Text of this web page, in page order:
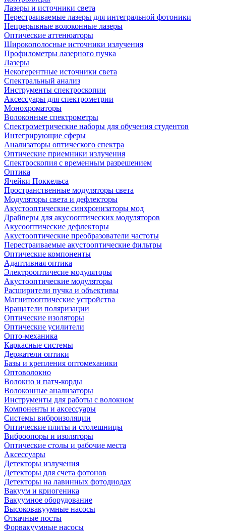
Лазеры и источники света
Перестраиваемые лазеры для интегральной фотоники
Непрерывные волоконные лазеры
Оптические аттенюаторы
Широкополосные источники излучения
Профилометры лазерного пучка
Лазеры
Некогерентные источники света
Спектральный анализ
Инструменты спектроскопии
Аксессуары для спектрометрии
Монохроматоры
Волоконные спектрометры
Спектрометрические наборы для обучения студентов
Интегрирующие сферы
Анализаторы оптического спектра
Оптические приемники излучения
Спектроскопия с временным разрешением
Оптика
Ячейки Поккельса
Пространственные модуляторы света
Модуляторы света и дефлекторы
Акустооптические синхронизаторы мод
Драйверы для акусооптических модуляторов
Акусооптические дефлекторы
Акустооптические преобразователи частоты
Перестраиваемые акустооптические фильтры
Оптические компоненты
Адаптивная оптика
Электрооптичесие модуляторы
Акустооптические модуляторы
Расширители пучка и объективы
Магнитооптические устройства
Вращатели поляризации
Оптические изоляторы
Оптические усилители
Опто-механика
Каркасные системы
Держатели оптики
Базы и крепления оптомеханики
Оптоволокно
Волокно и патч-корды
Волоконные анализаторы
Инструменты для работы с волокном
Компоненты и аксессуары
Системы виброизоляции
Оптические плиты и столешницы
Виброопоры и изоляторы
Оптические столы и рабочие места
Аксессуары
Детекторы излучения
Детекторы для счета фотонов
Детекторы на лавинных фотодиодах
Вакуум и криогеника
Вакуумное оборудование
Высоковакуумные насосы
Откачные посты
Форвакуумные насосы